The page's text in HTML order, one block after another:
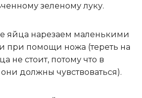
зеленому луку.
яйца нарезаем маленькими
при помощи ножа (тереть на
не стоит, потому что в
должны чувствоваться).